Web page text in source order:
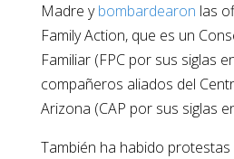
Madre ybombardearon las
Family Action, que es un
Familiar (FPC por sus siglas
compañeros aliados del
Arizona (CAP por sus siglas
También ha habido